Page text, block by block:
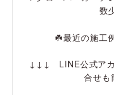
数
☘️最近の施工
↓↓↓ LINE公式アカ
合せ